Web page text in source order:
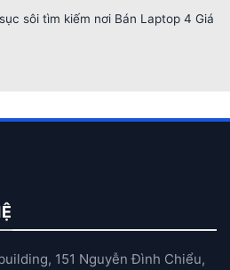
sôi tìm kiếm nơi Bán Laptop 4 Giá
151 Nguyễn Đình Chiểu,